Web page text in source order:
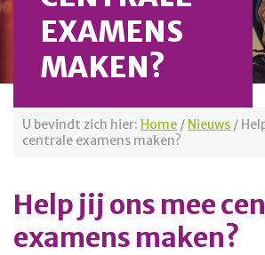
EXAMENS
MAKEN?
U bevindt zich hier: Home / Nieuws /
centrale examens maken?
Help jij ons mee
examens maken?